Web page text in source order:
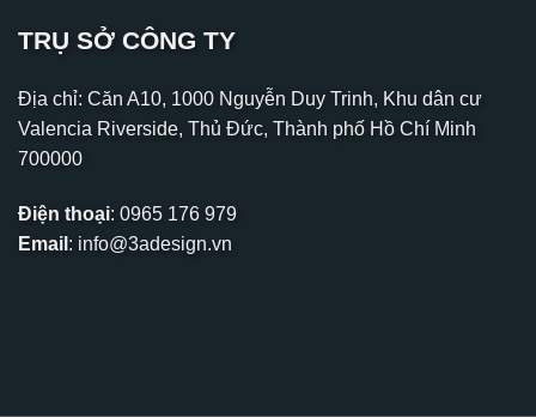
TRỤ SỞ CÔNG TY
Địa chỉ: Căn A10, 1000 Nguyễn Duy Trinh, Khu dân cư
Valencia Riverside, Thủ Đức, Thành phố Hồ Chí Minh
700000
Điện thoại: 0965 176 979
Email : info@3adesign.vn